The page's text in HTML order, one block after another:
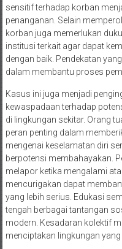
sensitif terhadap korban
penanganan. Selain
korban juga memerlukan
institusi terkait agar dapat
dengan baik. Pendekatan
dalam membantu proses
Kasus ini juga menjadi
kewaspadaan terhadap
di lingkungan sekitar. Orang
peran penting dalam
mengenai keselamatan diri
berpotensi membahayakan.
melapor ketika mengalami
mencurigakan dapat
yang lebih serius. Edukasi
tengah berbagai tantangan
modern. Kesadaran kolektif
menciptakan lingkungan yang